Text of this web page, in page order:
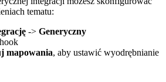
tematu:
-> Generyczny
mapowania, aby ustawić wyodrębnianie